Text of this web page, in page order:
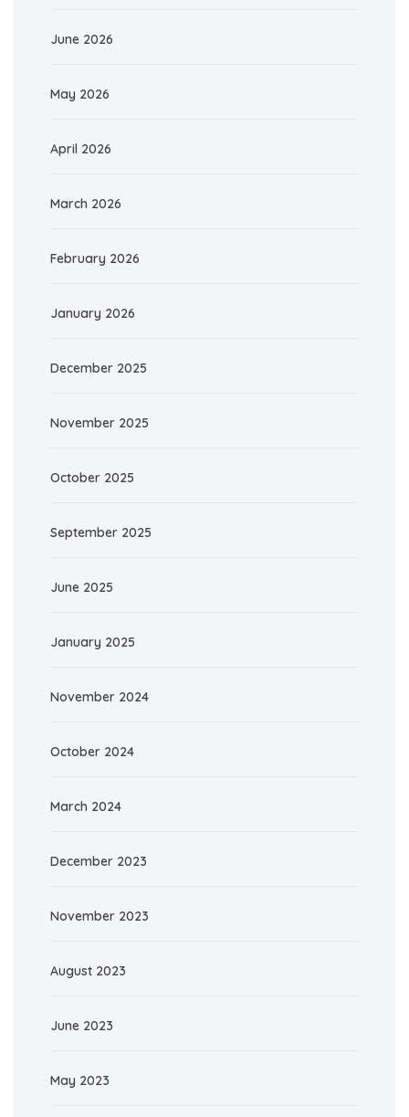
June 2026
May 2026
April 2026
March 2026
February 2026
January 2026
December 2025
November 2025
October 2025
September 2025
June 2025
January 2025
November 2024
October 2024
March 2024
December 2023
November 2023
August 2023
June 2023
May 2023